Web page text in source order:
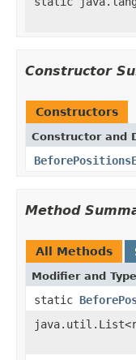
Constructor
Constructors
Constructor and
Method
All Methods
Modifier and Type
static